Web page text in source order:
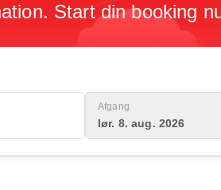
Start din booking
Afgang
lør. 8. aug. 2026